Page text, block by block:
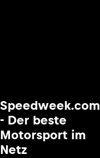
Speedweek.com
- Der beste
Motorsport im
Netz